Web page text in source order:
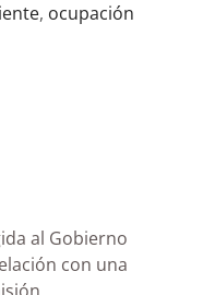
, ocupación
al Gobierno
con una